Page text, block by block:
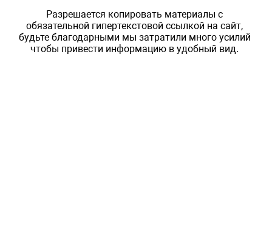
Разрешается копировать материалы с
обязательной гипертекстовой ссылкой на сайт,
будьте благодарными мы затратили много усилий
чтобы привести информацию в удобный вид.